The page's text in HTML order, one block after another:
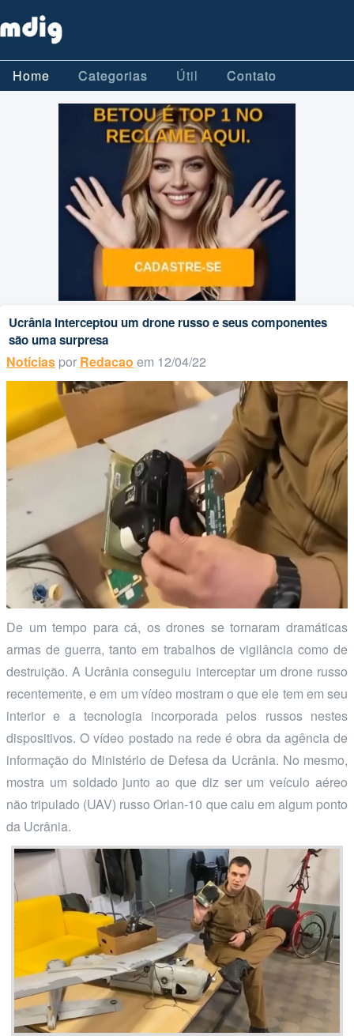
Home Categorias Útil Contato
Ucrânia interceptou um drone russo e seus componentes
são uma surpresa
Notícias por Redacao em 12/04/22
De um tempo para cá, os drones se tornaram dramáticas
armas de guerra, tanto em trabalhos de vigilância como de
destruição. A Ucrânia conseguiu interceptar um drone russo
recentemente, e em um vídeo mostram o que ele tem em seu
interior e a tecnologia incorporada pelos russos nestes
dispositivos. O vídeo postado na rede é obra da agência de
informação do Ministério de Defesa da Ucrânia. No mesmo,
mostra um soldado junto ao que diz ser um veículo aéreo
não tripulado (UAV) russo Orlan-10 que caiu em algum ponto
da Ucrânia.